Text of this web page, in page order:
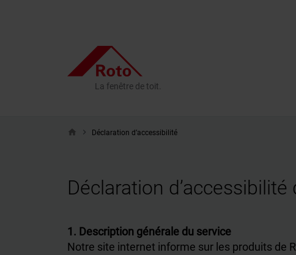
La fenêtre de toit.
home Déclaration d’accessibilité
Déclaration
1. Description générale du service
Notre site internet informe sur les produits de